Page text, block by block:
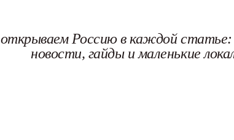
открываем Россию в каждой
новости, гайды и маленькие